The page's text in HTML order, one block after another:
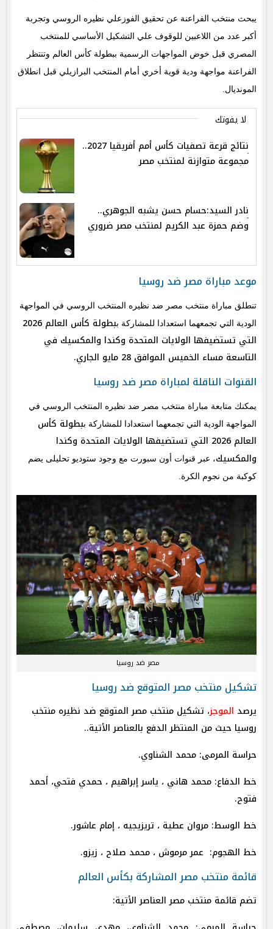
يبحث منتخب الفراعنة عن تحقيق الفوزعلي نظيره الروسي وتجربة
أكبر عدد من اللاعبين للوقوف علي التشكيل الأساسي للمنتخب
المصري قبل خوض المواجهات الرسمية ببطولة كأس العالم وتنتظر
الفراعنة مواجهة ودية قوية أخري أمام المنتخب البرازيلي قبل انطلاق
المونديال.
لا يفوتك
نتائج قرعة تصفيات كأس أمم أفريقيا 2027..
مجموعة متوازنة لمنتخب مصر
نادر السيد:حسام حسن يشبه الجوهري..
وضم حمزة عبد الكريم لمنتخب مصر ضروري
موعد مباراة مصر ضد روسيا
تنطلق مباراة منتخب مصر ضد نظيره المنتخب الروسي في المواجهة
الودية التي تجمعهما استعدادا للمشاركة ب
بطولة كأس العالم 2026
التي تستضيفها الولايات المتحدة وكندا والمكسيك في
التاسعة مساء الخميس الموافق 28 مايو الجاري.
القنوات الناقلة لمباراة مصر ضد روسيا
يمكنك متابعة مباراة منتخب مصر ضد نظيره المنتخب الروسي في
المواجهة الودية التي تجمعهما استعدادا للمشاركة ببطولة كأس
العالم 2026 التي تستضيفها الولايات المتحدة وكندا
والمكسيك، عبر قنوات أون سبورت مع وجود ستوديو تحليلى يضم
كوكبة من نجوم الكرة.
مصر ضد روسيا
تشكيل منتخب مصر المتوقع ضد روسيا
يرصد الموجز، تشكيل منتخب مصر المتوقع ضد نظيره منتخب
روسيا حيث من المنتظر الدفع بالعناصر الأتية..
حراسة المرمى: محمد الشناوي.
خط الدفاع: محمد هاني ، ياسر إبراهيم ، حمدي فتحي، أحمد
فتوح.
خط الوسط: مروان عطية ، تريزيجيه ، إمام عاشور.
خط الهجوم: عمر مرموش ، محمد صلاح ، زيزو.
قائمة منتخب مصر المشاركة بكأس العالم
تضم قائمة منتخب مصر العناصر الأتية: